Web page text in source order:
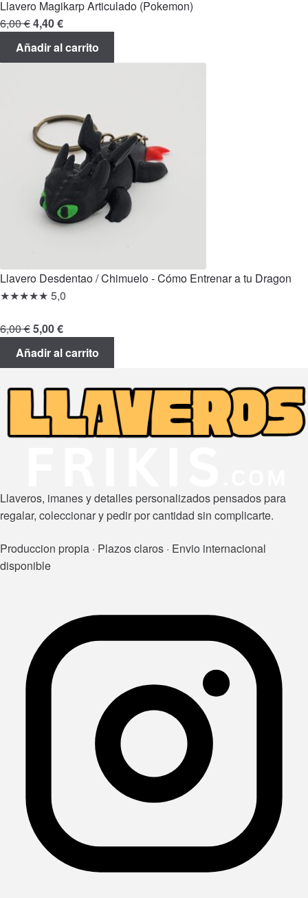
Llavero Magikarp Articulado (Pokemon)
6,00€El
precio
original
4,40€El
precio
actual
Añadir al carrito
Llavero Desdentao / Chimuelo - Cómo Entrenar a tu Dragon
★★★★★ 5,0
6,00€El
precio
original
6,00 €.
5,00€El
precio
actual
5,00 €.
Añadir al carrito
Llaveros, imanes y detalles personalizados pensados para
regalar, coleccionar y pedir por cantidad sin complicarte.
Produccion propia · Plazos claros · Envio internacional
disponible